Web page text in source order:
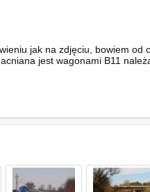
jak na zdjęciu, bowiem od
jest wagonami B11